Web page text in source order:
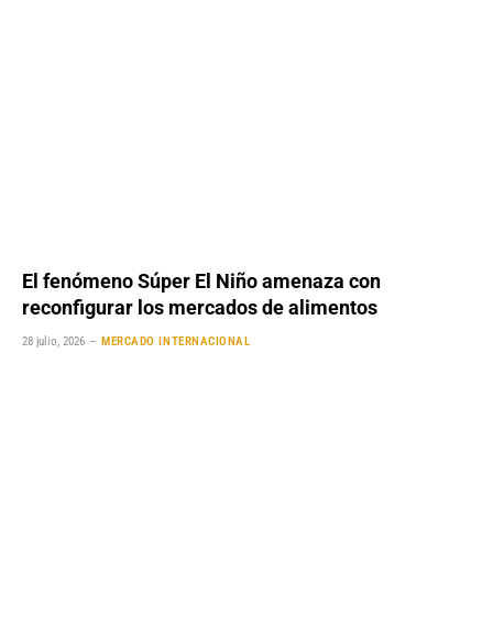
El fenómeno Súper El Niño amenaza con
reconfigurar los mercados de alimentos
28 julio, 2026 MERCADO INTERNACIONAL